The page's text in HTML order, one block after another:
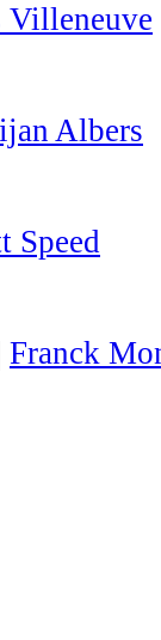
Villeneuve
Albers
Speed
Franck